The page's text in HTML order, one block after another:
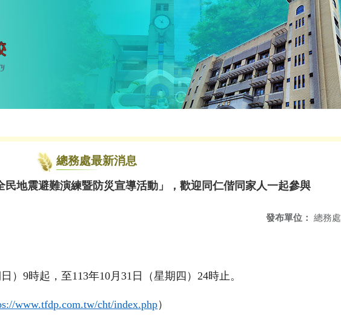
總務處最新消息
地震避難演練暨防災宣導活動」，歡迎同仁偕同家人一起參與
發布單位： 總務處
）9時起，至113年10月31日（星期四）24時止。
www.tfdp.com.tw/cht/index.php）